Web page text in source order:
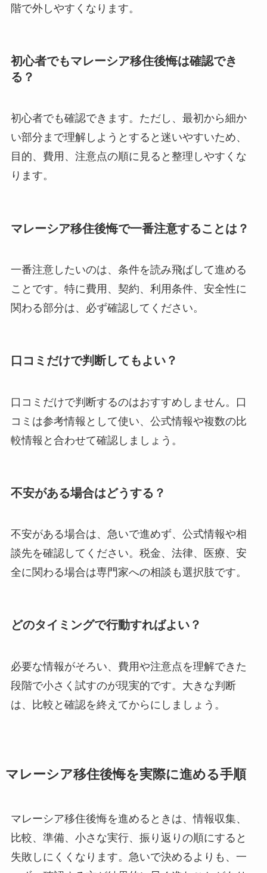
階で外しやすくなります。
初心者でもマレーシア移住後悔は確認でき
る？
初心者でも確認できます。ただし、最初から細か
い部分まで理解しようとすると迷いやすいため、
目的、費用、注意点の順に見ると整理しやすくな
ります。
マレーシア移住後悔で一番注意することは？
一番注意したいのは、条件を読み飛ばして進める
ことです。特に費用、契約、利用条件、安全性に
関わる部分は、必ず確認してください。
口コミだけで判断してもよい？
口コミだけで判断するのはおすすめしません。口
コミは参考情報として使い、公式情報や複数の比
較情報と合わせて確認しましょう。
不安がある場合はどうする？
不安がある場合は、急いで進めず、公式情報や相
談先を確認してください。税金、法律、医療、安
全に関わる場合は専門家への相談も選択肢です。
どのタイミングで行動すればよい？
必要な情報がそろい、費用や注意点を理解できた
段階で小さく試すのが現実的です。大きな判断
は、比較と確認を終えてからにしましょう。
マレーシア移住後悔を実際に進める手順
マレーシア移住後悔を進めるときは、情報収集、
比較、準備、小さな実行、振り返りの順にすると
失敗しにくくなります。急いで決めるよりも、一